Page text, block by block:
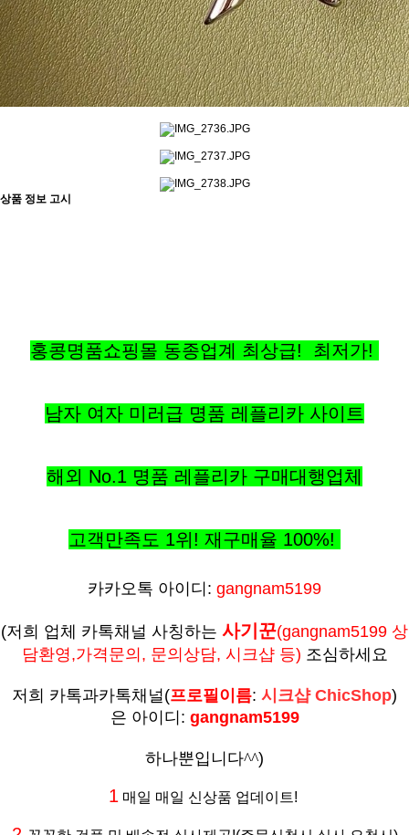
상품 정보 고시
홍콩명품쇼핑몰 동종업계 최상급! 최저가!
남자 여자 미러급 명품 레플리카 사이트
해외 No.1 명품 레플리카 구매대행업체
고객만족도 1위! 재구매율 100%!
카카오톡 아이디: gangnam5199
(저희 업체 카톡채널 사칭하는 사기꾼(gangnam5199 상
담환영,가격문의, 문의상담, 시크샵 등) 조심하세요
저희 카톡과카톡채널(프로필이름: 시크샵 ChicShop)
은 아이디: gangnam5199
하나뿐입니다^^)
1 매일 매일 신상품 업데이트!